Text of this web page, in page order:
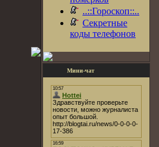
..::Гороскоп::..
Секретные
коды телефонов
Мини-чат